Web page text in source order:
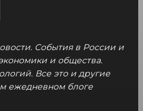
События в России и
и общества.
Все это и другие
ежедневном блоге